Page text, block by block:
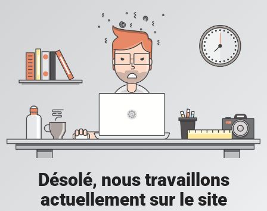
Désolé, nous travaillons
actuellement sur le site